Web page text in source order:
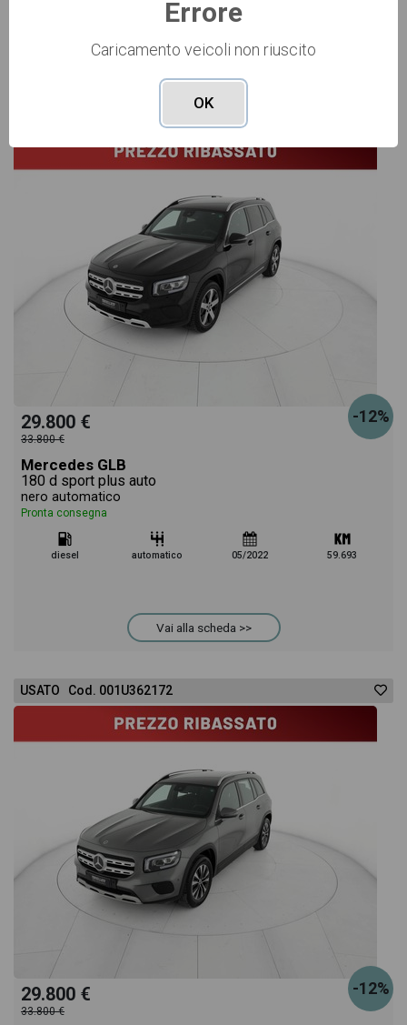
Vai alla scheda >>
-12%
29.800 €
33.800 €
Mercedes GLB
180 d sport plus auto
nero automatico
Pronta consegna
diesel automatico 05/2022 59.693
Vai alla scheda >>
USATO Cod. 001U362172
-12%
29.800 €
33.800 €
Errore
Caricamento veicoli non riuscito
OK